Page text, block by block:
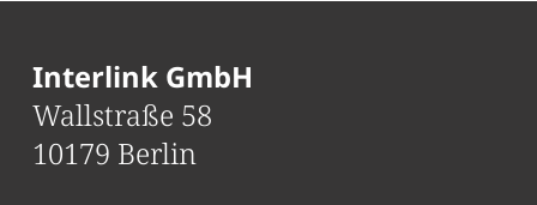
Interlink GmbH
Wallstraße 58
10179 Berlin